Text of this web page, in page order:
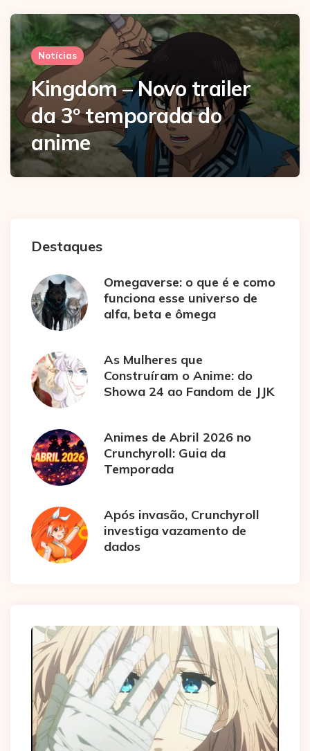
Notícias
Kingdom – Novo trailer
da 3º temporada do
anime
Destaques
Omegaverse: o que é e como
funciona esse universo de
alfa, beta e ômega
As Mulheres que
Construíram o Anime: do
Showa 24 ao Fandom de JJK
Animes de Abril 2026 no
Crunchyroll: Guia da
Temporada
Após invasão, Crunchyroll
investiga vazamento de
dados